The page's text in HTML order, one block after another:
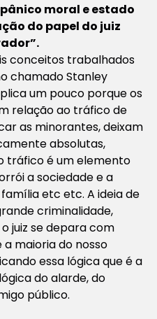
moral e estado
do papel do juiz
conceitos trabalhados
chamado Stanley
um pouco porque os
relação ao tráfico de
as minorantes, deixam
absolutas,
tráfico é um elemento
a sociedade e a
etc etc. A ideia de
criminalidade,
juiz se depara com
maioria do nosso
essa lógica que é a
do alarde, do
público.